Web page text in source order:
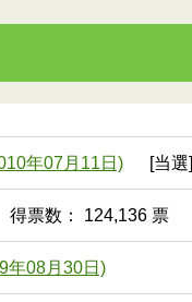
年07月11日) [当選]
得票数： 124,136 票
年08月30日)